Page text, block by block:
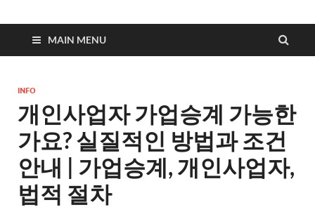
MAIN MENU
INFO
개인사업자 가업승계 가능한
가요? 실질적인 방법과 조건
안내 | 가업승계, 개인사업자,
법적 절차